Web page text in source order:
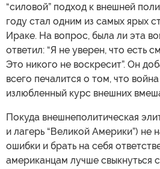
“силовой” подход к внешней
году стал одним из самых ярых
Ираке. На вопрос, была ли эта
ответил: “Я не уверен, что есть
Это никого не воскресит”. Он
всего печалится о том, что
излюбленный курс внешних
Покуда внешнеполитическая
и лагерь “Великой Америки”) не
ошибки и брать на себя
американцам лучше свыкнуться